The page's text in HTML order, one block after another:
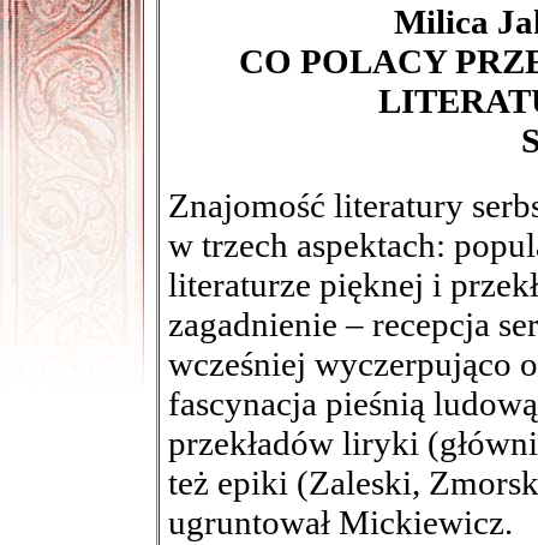
Milica
CO POLACY
Znajomość literatury
w trzech aspektach:
literaturze pięknej i
zagadnienie – recepcja
wcześniej wyczerpująco
fascynacja pieśnią
przekładów liryki
też epiki (Zaleski,
ugruntował Mickiewicz.